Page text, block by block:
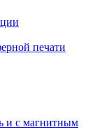
печати
и с магнитным